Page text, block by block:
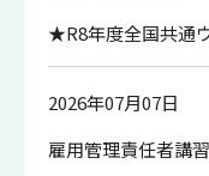
★R8年度全国共通
2026年07月07日
雇用管理責任者講